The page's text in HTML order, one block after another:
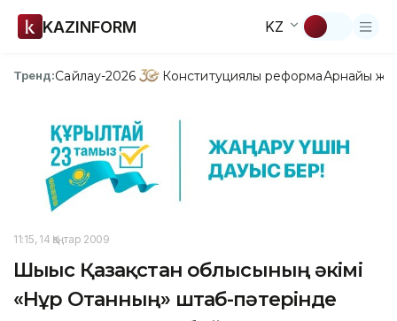
KAZINFORM KZ
Тренд:Сайлау-2026 Конституциялық реформаАрнайы
11:15, 14 Қаңтар 2009
Шығыс Қазақстан облысының әкімі
«Нұр Отанның» штаб-пәтерінде